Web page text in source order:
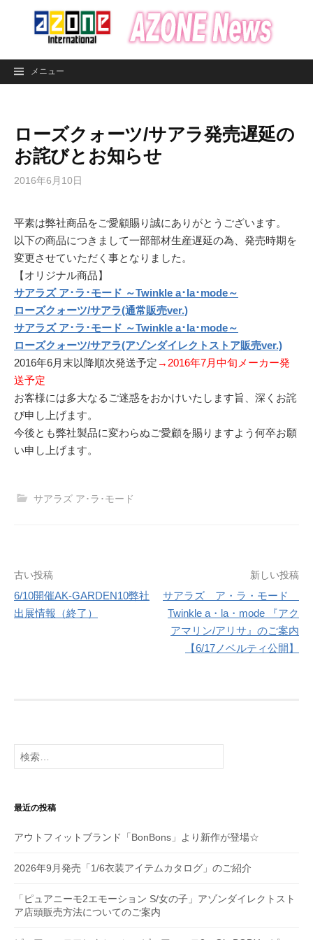
ン
メニュー
ローズクォーツ/サアラ発売遅延の
お詫びとお知らせ
2016年6月10日
平素は弊社商品をご愛顧賜り誠にありがとうございます。
以下の商品につきまして一部部材生産遅延の為、発売時期を
変更させていただく事となりました。
【オリジナル商品】
サアラズ ア･ラ･モード ～Twinkle a･la･mode～
ローズクォーツ/サアラ(通常販売ver.)
サアラズ ア･ラ･モード ～Twinkle a･la･mode～
ローズクォーツ/サアラ(アゾンダイレクトストア販売ver.)
2016年6月末以降順次発送予定 →2016年7月中旬メーカー発
送予定
お客様には多大なるご迷惑をおかけいたします旨、深くお詫
び申し上げます。
今後とも弊社製品に変わらぬご愛顧を賜りますよう何卒お願
い申し上げます。
サアラズ ア･ラ･モード
投
稿
ョ
古い投稿
6/10開催AK-GARDEN10弊社
出展情報（終了）
新しい投稿
サアラズ ア・ラ・モード
Twinkle a・la・mode 『アク
アマリン/アリサ』のご案内
【6/17ノベルティ公開】
検
索:
最近の投稿
アウトフィットブランド「BonBons」より新作が登場☆
2026年9月発売「1/6衣装アイテムカタログ」のご紹介
「ピュアニーモ2エモーション S/女の子」アゾンダイレクトスト
ア店頭販売方法についてのご案内